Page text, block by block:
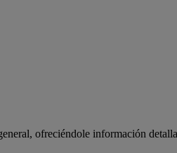
ofreciéndole información